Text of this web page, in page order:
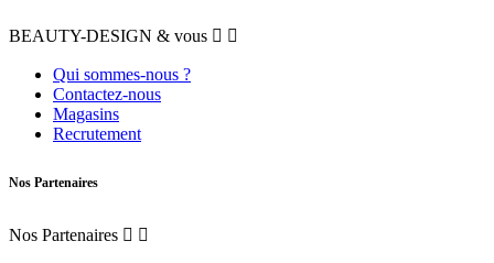
BEAUTY-DESIGN & vous  
Qui sommes-nous ?
Contactez-nous
Magasins
Recrutement
Nos Partenaires
Nos Partenaires  